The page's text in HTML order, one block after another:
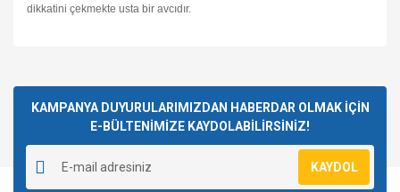
dikkatini çekmekte usta bir avcıdır.
Yorum Yaz
kullanarak tarafımıza iletebilirsiniz.
Görüş ve önerileriniz için teşekkür ederiz.
Ürün resmi kalitesiz, bozuk veya görüntülenemiyor.
Ürün açıklamasında eksik bilgiler bulunuyor.
KAMPANYA DUYURULARIMIZDAN HABERDAR OLMAK İÇİN
E-BÜLTENİMİZE KAYDOLABİLİRSİNİZ!
KAYDOL